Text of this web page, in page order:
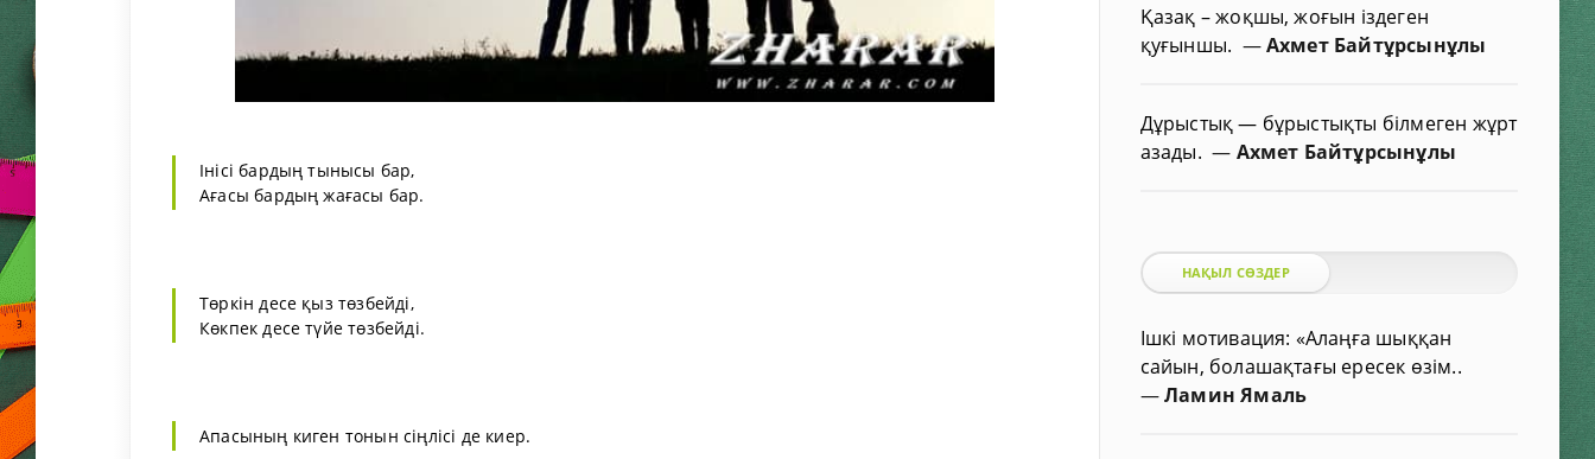
Інісі бардың тынысы бар,
Ағасы бардың жағасы бар.
Төркін десе қыз төзбейді,
Көкпек десе түйе төзбейді.
Апасының киген тонын сіңлісі де киер.
Қазақ – жоқшы, жоғын іздеген
қуғыншы. —Ахмет Байтұрсынұлы
Дұрыстық — бұрыстықты білмеген жұрт
азады.— Ахмет Байтұрсынұлы
НАҚЫЛ СӨЗДЕР
Ішкі мотивация: «Алаңға шыққан
сайын, болашақтағы ересек өзім..
—Ламин Ямаль